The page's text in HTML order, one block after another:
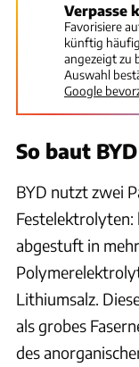
Verpasse
Favorisiere
künftig
angezeigt zu
Auswahl
Google
So baut
BYD nutzt zwei
Festelektrolyten:
abgestuft in
Lithiumsalz.
als grobes
des